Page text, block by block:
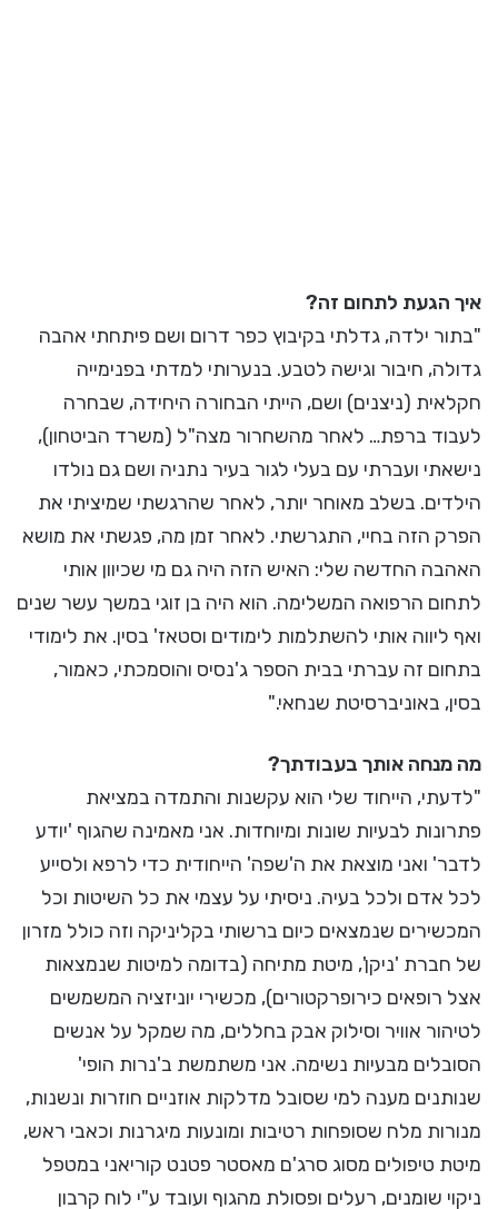
איך הגעת לתחום זה?
"בתור ילדה, גדלתי בקיבוץ כפר דרום ושם פיתחתי אהבה
גדולה, חיבור וגישה לטבע. בנערותי למדתי בפנימייה
חקלאית (ניצנים) ושם, הייתי הבחורה היחידה, שבחרה
לעבוד ברפת… לאחר מהשחרור מצה"ל (משרד הביטחון),
נישאתי ועברתי עם בעלי לגור בעיר נתניה ושם גם נולדו
הילדים. בשלב מאוחר יותר, לאחר שהרגשתי שמיציתי את
הפרק הזה בחיי, התגרשתי. לאחר זמן מה, פגשתי את מושא
האהבה החדשה שלי: האיש הזה היה גם מי שכיוון אותי
לתחום הרפואה המשלימה. הוא היה בן זוגי במשך עשר שנים
ואף ליווה אותי להשתלמות לימודים וסטאז' בסין. את לימודי
בתחום זה עברתי בבית הספר ג'נסיס והוסמכתי, כאמור,
בסין, באוניברסיטת שנחאי."
מה מנחה אותך בעבודתך?
"לדעתי, הייחוד שלי הוא עקשנות והתמדה במציאת
פתרונות לבעיות שונות ומיוחדות. אני מאמינה שהגוף 'יודע
לדבר' ואני מוצאת את ה'שפה' הייחודית כדי לרפא ולסייע
לכל אדם ולכל בעיה. ניסיתי על עצמי את כל השיטות וכל
המכשירים שנמצאים כיום ברשותי בקליניקה וזה כולל מזרון
של חברת 'ניקן', מיטת מתיחה (בדומה למיטות שנמצאות
אצל רופאים כירופרקטורים), מכשירי יוניזציה המשמשים
לטיהור אוויר וסילוק אבק בחללים, מה שמקל על אנשים
הסובלים מבעיות נשימה. אני משתמשת ב'נרות הופי'
שנותנים מענה למי שסובל מדלקות אוזניים חוזרות ונשנות,
מנורות מלח שסופחות רטיבות ומונעות מיגרנות וכאבי ראש,
מיטת טיפולים מסוג סרג'ם מאסטר פטנט קוריאני במטפל
ניקוי שומנים, רעלים ופסולת מהגוף ועובד ע"י לוח קרבון